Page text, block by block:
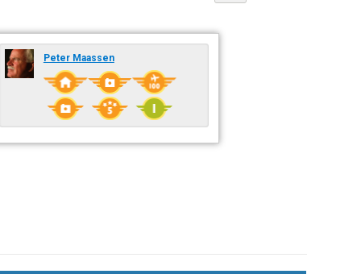
Peter Maassen